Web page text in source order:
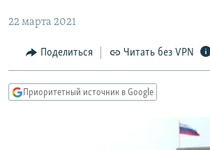
основному
Вернутся
главной
навигации
ЦИТАТЫ СВОБОДЫ
МНЕНИЯ
IDEL.РЕАЛИИ
22 марта 2021
Поделиться Читать без VPN
Приоритетный источник в Google